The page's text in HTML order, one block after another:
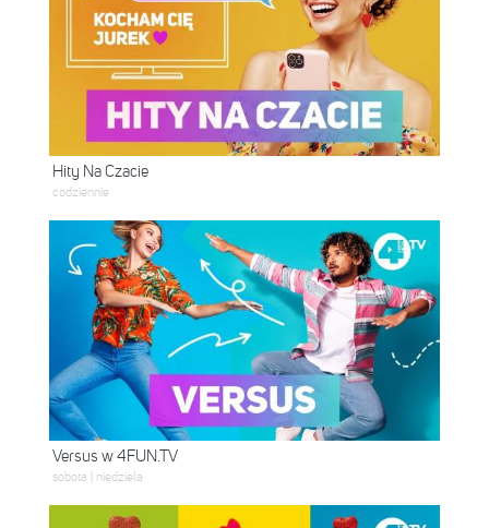
Hity Na Czacie
codziennie
Versus w 4FUN.TV
sobota | niedziela